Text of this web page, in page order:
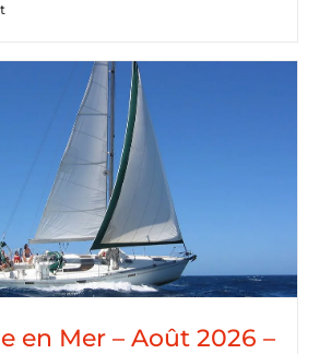
en Mer – Août 2026 –